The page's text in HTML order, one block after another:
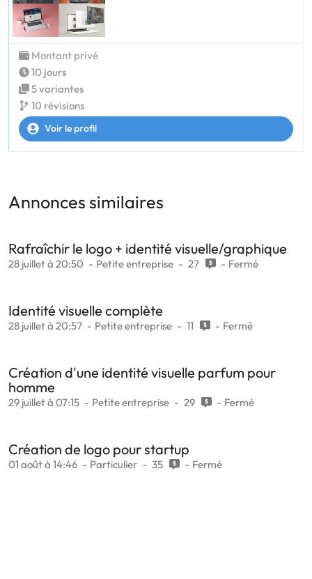
Montant privé
10 jours
5 variantes
10 révisions
Voir le profil
Annonces similaires
Rafraîchir le logo + identité visuelle/graphique
28 juillet à 20:50 Petite entreprise 27 Fermé
Identité visuelle complète
28 juillet à 20:57 Petite entreprise 11 Fermé
Création d'une identité visuelle parfum pour
homme
29 juillet à 07:15 Petite entreprise 29 Fermé
Création de logo pour startup
01 août à 14:46 Particulier 35 Fermé